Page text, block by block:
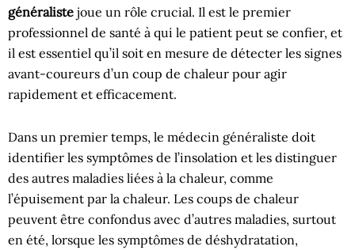
généraliste joue un rôle crucial. Il est le premier
professionnel de santé à qui le patient peut se confier, et
il est essentiel qu’il soit en mesure de détecter les signes
avant-coureurs d’un coup de chaleur pour agir
rapidement et efficacement.
Dans un premier temps, le médecin généraliste doit
identifier les symptômes de l’insolation et les distinguer
des autres maladies liées à la chaleur, comme
l’épuisement par la chaleur. Les coups de chaleur
peuvent être confondus avec d’autres maladies, surtout
en été, lorsque les symptômes de déshydratation,